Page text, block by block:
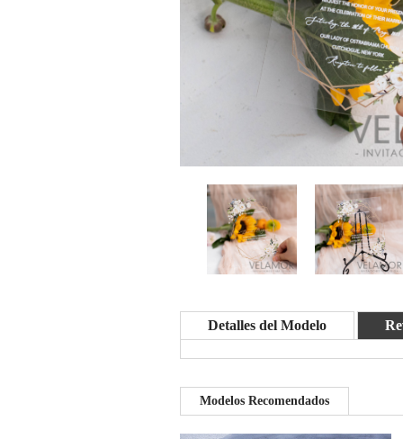
Detalles del Modelo
Modelos Recomendados